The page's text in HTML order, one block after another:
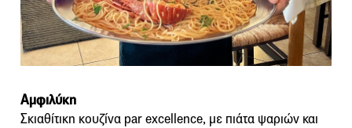
Αμφιλύκη
Σκιαθίτικη κουζίνα par excellence, με πιάτα ψαριών και